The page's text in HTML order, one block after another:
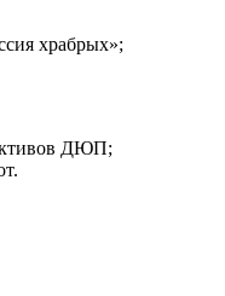
храбрых»;
ДЮП;